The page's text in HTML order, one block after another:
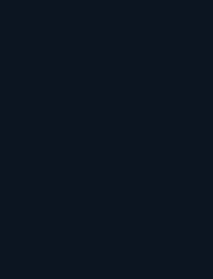
62 735-51-05 lub